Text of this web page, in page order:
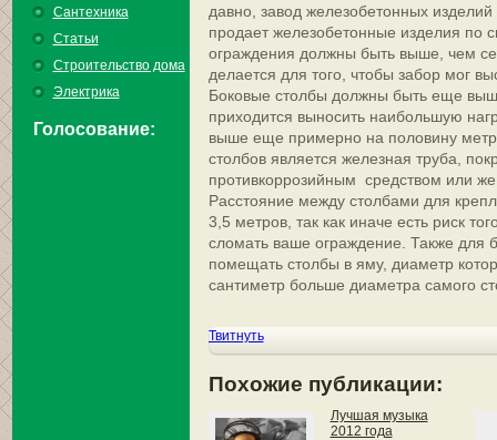
Сантехника
Статьи
Строительство дома
Электрика
Голосование:
давно, завод железобетонных изделий
продает железобетонные изделия по
ограждения должны быть выше, чем
делается для того, чтобы забор мог
Боковые столбы должны быть еще
приходится выносить наибольшую
выше еще примерно на половину
столбов является железная труба,
противкоррозийным средством или
Расстояние между столбами для
3,5 метров, так как иначе есть риск
сломать ваше ограждение. Также для
помещать столбы в яму, диаметр
сантиметр больше диаметра самого
Твитнуть
Похожие публикации:
Лучшая музыка
2012 года